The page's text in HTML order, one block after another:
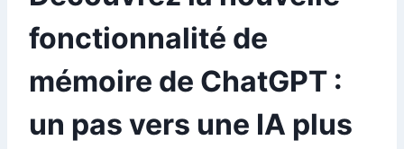
fonctionnalité de
mémoire de ChatGPT :
un pas vers une IA plus